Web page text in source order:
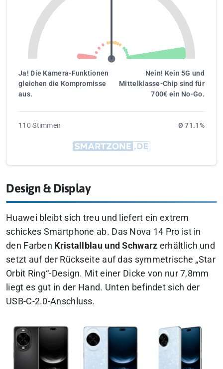
Ja! Die Kamera-Funktionen
gleichen die Kompromisse
aus.
Nein! Kein 5G und
Mittelklasse-Chip sind für
700€ ein No-Go.
110 Stimmen Ø 71.1%
Design & Display
Huawei bleibt sich treu und liefert ein extrem
schickes Smartphone ab. Das Nova 14 Pro ist in
den Farben Kristallblau und Schwarz erhältlich und
setzt auf der Rückseite auf das symmetrische „Star
Orbit Ring“-Design. Mit einer Dicke von nur 7,8mm
liegt es gut in der Hand. Unten befindet sich der
USB-C-2.0-Anschluss.